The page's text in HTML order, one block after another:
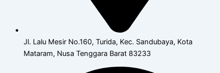
Jl. Lalu Mesir No.160, Turida, Kec. Sandubaya, Kota
Mataram, Nusa Tenggara Barat 83233